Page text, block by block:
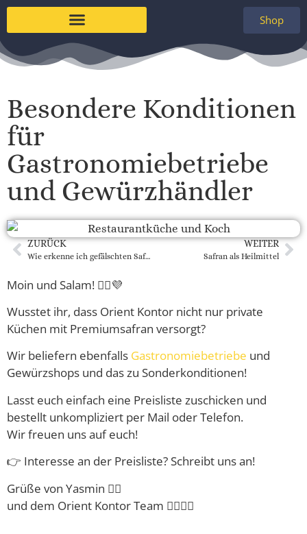
Shop
Besondere Konditionen
für
Gastronomiebetriebe
und Gewürzhändler
ZURÜCK
Wie erkenne ich gefälschten Safran?
WEITER
Safran als Heilmittel
Moin und Salam! 🙋‍♀️💜
Wusstet ihr, dass Orient Kontor nicht nur private
Küchen mit Premiumsafran versorgt?
Wir beliefern ebenfalls Gastronomiebetriebe und
Gewürzshops und das zu Sonderkonditionen!
Lasst euch einfach eine Preisliste zuschicken und
bestellt unkompliziert per Mail oder Telefon.
Wir freuen uns auf euch!
👉 Interesse an der Preisliste? Schreibt uns an!
Grüße von Yasmin 🙋‍♀️
und dem Orient Kontor Team 🙋‍♂️🙋‍♂️